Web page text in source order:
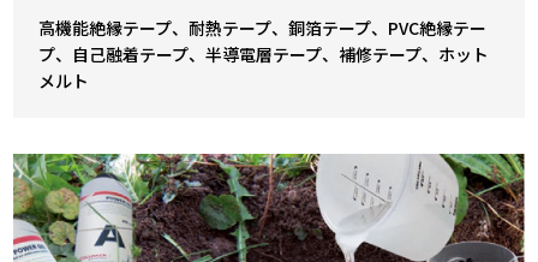
高機能絶縁テープ、耐熱テープ、銅箔テープ、PVC絶縁テー
プ、自己融着テープ、半導電層テープ、補修テープ、ホット
メルト